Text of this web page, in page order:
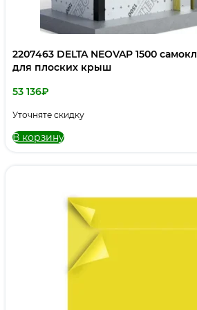
2207463 DELTA NEOVAP 1500
для плоских крыш
53 136₽
Уточняте скидку
В корзину